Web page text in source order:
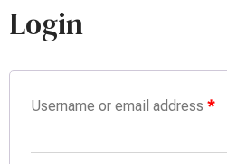
Login
Username or email address *